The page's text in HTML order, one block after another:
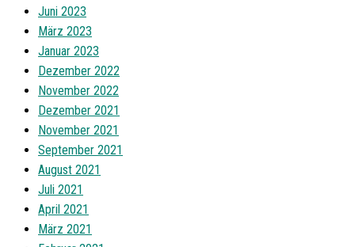
Juni 2023
März 2023
Januar 2023
Dezember 2022
November 2022
Dezember 2021
November 2021
September 2021
August 2021
Juli 2021
April 2021
März 2021